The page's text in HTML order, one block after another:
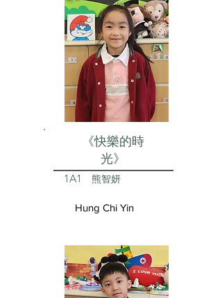
《快樂的時
光》
1A1 熊智妍
Hung Chi Yin